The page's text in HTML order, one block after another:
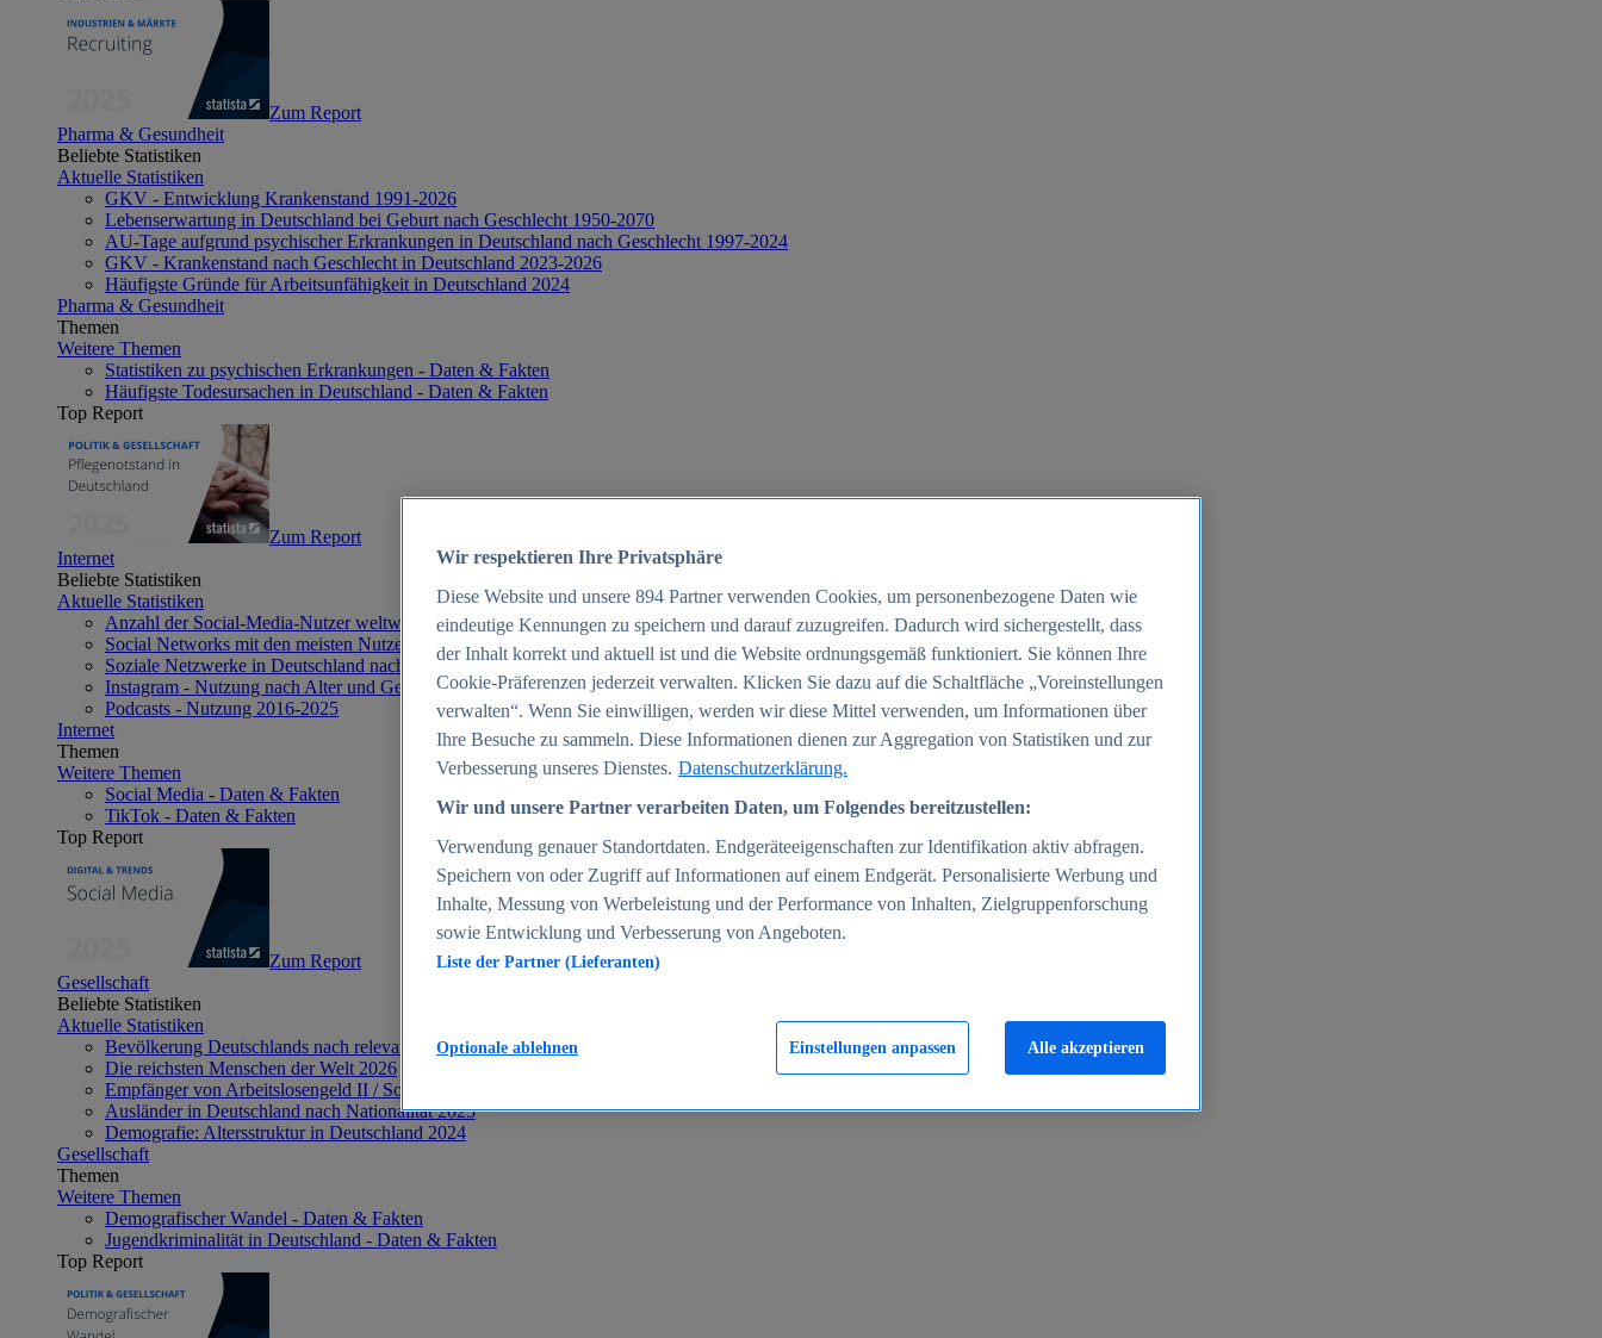
Zum Report
Pharma & Gesundheit
Beliebte Statistiken
Aktuelle Statistiken
GKV - Entwicklung Krankenstand 1991-2026
Lebenserwartung in Deutschland bei Geburt nach Geschlecht 1950-2070
AU-Tage aufgrund psychischer Erkrankungen in Deutschland nach Geschlecht 1997-2024
GKV - Krankenstand nach Geschlecht in Deutschland 2023-2026
Häufigste Gründe für Arbeitsunfähigkeit in Deutschland 2024
Pharma & Gesundheit
Themen
Weitere Themen
Statistiken zu psychischen Erkrankungen - Daten & Fakten
Häufigste Todesursachen in Deutschland - Daten & Fakten
Top Report
Zum Report
Internet
Beliebte Statistiken
Aktuelle Statistiken
Anzahl der Social-Media-Nutzer weltweit 2012-2025
Social Networks mit den meisten Nutzern weltweit 2025
Soziale Netzwerke in Deutschland nach Generationen 2025
Instagram - Nutzung nach Alter und Geschlecht in Deutschland 2025
Podcasts - Nutzung 2016-2025
Internet
Themen
Weitere Themen
Social Media - Daten & Fakten
TikTok - Daten & Fakten
Top Report
Zum Report
Gesellschaft
Beliebte Statistiken
Aktuelle Statistiken
Bevölkerung Deutschlands nach relevanten Altersgruppen 2024
Die reichsten Menschen der Welt 2026
Empfänger von Arbeitslosengeld II / Sozialgeld / Bürgergeld in Deutschland 2005-2025
Ausländer in Deutschland nach Nationalität 2025
Demografie: Altersstruktur in Deutschland 2024
Gesellschaft
Themen
Weitere Themen
Demografischer Wandel - Daten & Fakten
Jugendkriminalität in Deutschland - Daten & Fakten
Top Report
Wir respektieren Ihre Privatsphäre
Diese Website und unsere 894 Partner verwenden Cookies, um personenbezogene Daten wie
eindeutige Kennungen zu speichern und darauf zuzugreifen. Dadurch wird sichergestellt, dass
der Inhalt korrekt und aktuell ist und die Website ordnungsgemäß funktioniert. Sie können Ihre
Cookie-Präferenzen jederzeit verwalten. Klicken Sie dazu auf die Schaltfläche „Voreinstellungen
verwalten“. Wenn Sie einwilligen, werden wir diese Mittel verwenden, um Informationen über
Ihre Besuche zu sammeln. Diese Informationen dienen zur Aggregation von Statistiken und zur
Verbesserung unseres Dienstes. Datenschutzerklärung.
Wir und unsere Partner verarbeiten Daten, um Folgendes bereitzustellen:
Verwendung genauer Standortdaten. Endgeräteeigenschaften zur Identifikation aktiv abfragen.
Speichern von oder Zugriff auf Informationen auf einem Endgerät. Personalisierte Werbung und
Inhalte, Messung von Werbeleistung und der Performance von Inhalten, Zielgruppenforschung
sowie Entwicklung und Verbesserung von Angeboten.
Liste der Partner (Lieferanten)
Einstellungen anpassen
Optionale ablehnen Alle akzeptieren